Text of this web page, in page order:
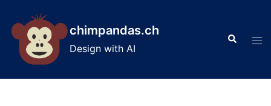
content
chimpandas.ch
Design with AI
Search